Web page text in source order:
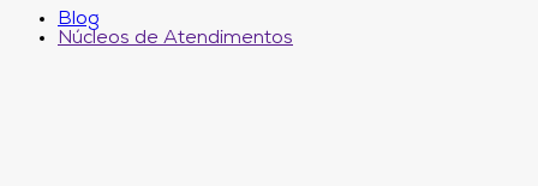
Blog
Núcleos de Atendimentos